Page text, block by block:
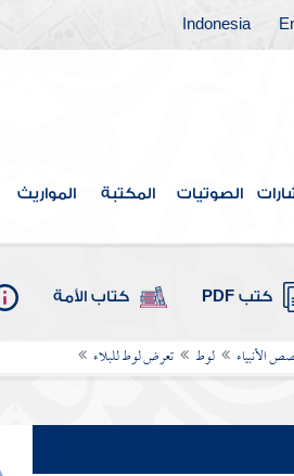
Indonesia
الصوتيات المكتبة المواريث
كتب PDF كتاب الأمة
الأنبياء لوط تعرض لوط للبلاء